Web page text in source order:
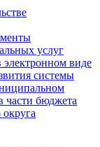
услуг
виде
системы
части бюджета